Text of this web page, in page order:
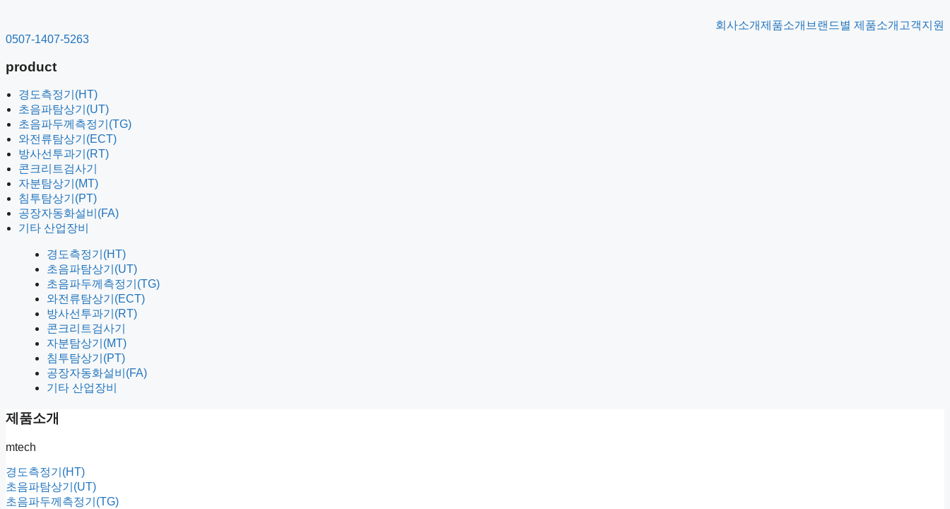
츠
건
뛰
기
회사소개제품소개 브랜드별 제품소개 고객지원
0507-1407-5263
product
경도측정기(HT)
초음파탐상기(UT)
초음파두께측정기(TG)
와전류탐상기(ECT)
방사선투과기(RT)
콘크리트검사기
자분탐상기(MT)
침투탐상기(PT)
공장자동화설비(FA)
기타 산업장비
경도측정기(HT)
초음파탐상기(UT)
초음파두께측정기(TG)
와전류탐상기(ECT)
방사선투과기(RT)
콘크리트검사기
자분탐상기(MT)
침투탐상기(PT)
공장자동화설비(FA)
기타 산업장비
제품소개
mtech
경도측정기(HT)
초음파탐상기(UT)
초음파두께측정기(TG)